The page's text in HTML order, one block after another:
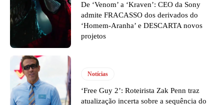
De ‘Venom’ a ‘Kraven’: CEO da Sony
admite FRACASSO dos derivados do
‘Homem-Aranha’ e DESCARTA novos
projetos
Notícias
‘Free Guy 2’: Roteirista Zak Penn traz
atualização incerta sobre a sequência do